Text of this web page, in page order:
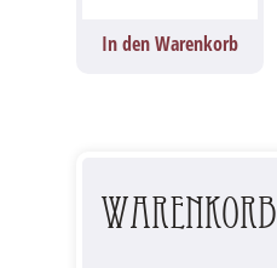
In den Warenkorb
Warenkorb